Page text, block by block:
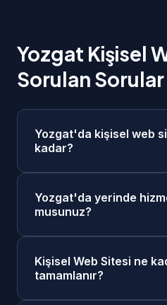
Yozgat Kişisel
Sorulan Sorular
Yozgat'da kişisel web
kadar?
- 15.000₺ aralığındadır.
göre ücretsiz keşif
özel fiyat teklifi
mevcuttur.
Yozgat'da yerinde
musunuz?
yerinde keşif ve
online görüşme
Yozgat'daki
Kişisel Web Sitesi ne
tamamlanır?